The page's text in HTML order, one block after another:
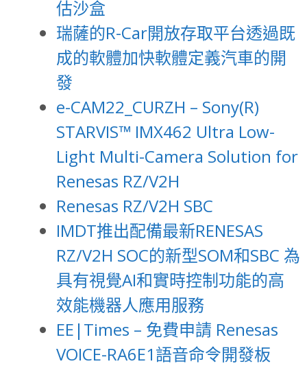
估沙盒
瑞薩的R-Car開放存取平台透過既
成的軟體加快軟體定義汽車的開
發
e-CAM22_CURZH – Sony(R)
STARVIS™ IMX462 Ultra Low-
Light Multi-Camera Solution for
Renesas RZ/V2H
Renesas RZ/V2H SBC
IMDT推出配備最新RENESAS
RZ/V2H SOC的新型SOM和SBC 為
具有視覺AI和實時控制功能的高
效能機器人應用服務
EE|Times – 免費申請 Renesas
VOICE-RA6E1語音命令開發板